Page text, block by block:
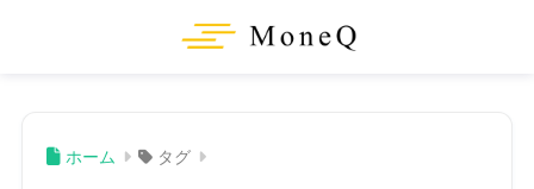
ホーム タグ